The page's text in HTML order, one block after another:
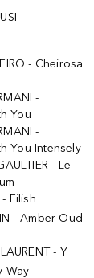
- Cheirosa
-
You
-
You Intensely
- Le
- Eilish
- Amber Oud
- Y
Way